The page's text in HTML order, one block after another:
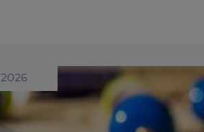
2026